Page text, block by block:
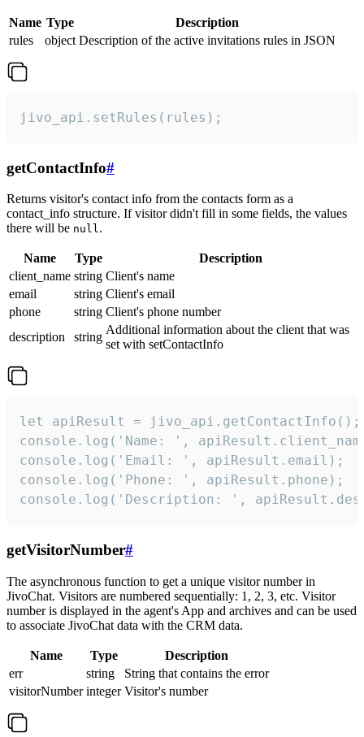
Name Type
Description
rules
object Description of the active invitations rules in JSON
jivo_api.setRules(rules);
getContactInfo#
Returns visitor's contact info from the contacts form as a
contact_info structure. If visitor didn't fill in some fields, the values
there will be null.
Name Type
Description
client_name string Client's name
email
string Client's email
phone
string Client's phone number
description
string
Additional information about the client that was
set with setContactInfo
let apiResult = jivo_api.getContactInfo();
console.log('Name: ',
console.log('Email: ', apiResult.email);
console.log('Phone: ', apiResult.phone);
console.log('Description: ',
getVisitorNumber#
The asynchronous function to get a unique visitor number in
JivoChat. Visitors are numbered sequentially: 1, 2, 3, etc. Visitor
number is displayed in the agent's App and archives and can be used
to associate JivoChat data with the CRM data.
Name Type
Description
err
string
String that contains the error
visitorNumber integer Visitor's number